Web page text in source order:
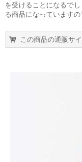
を受けることになるで
る商品になっています
この商品の通販サ